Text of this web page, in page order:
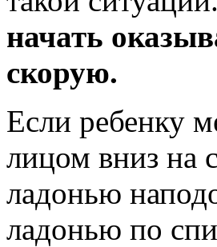
начать
скорую.
Если ребенку
лицом вниз на
ладонью
ладонью по